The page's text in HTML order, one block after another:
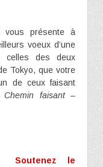
vous présente à
voeux d’une
celles des deux
Tokyo, que votre
de ceux faisant
Chemin faisant –
Soutenez le